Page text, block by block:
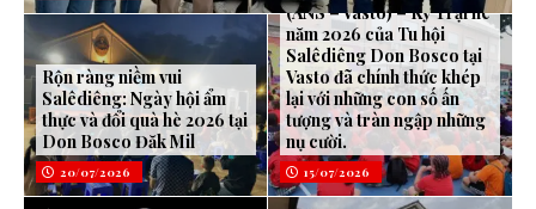
Rộn ràng niềm vui
Salêdiêng: Ngày hội ẩm
thực và đổi quà hè 2026 tại
Don Bosco Đăk Mil
20/07/2026
(ANS – Vasto) – Kỳ Trại hè
năm 2026 của Tu hội
Salêdiêng Don Bosco tại
Vasto đã chính thức khép
lại với những con số ấn
tượng và tràn ngập những
nụ cười.
15/07/2026